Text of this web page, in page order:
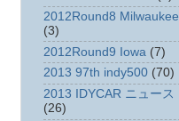
2012Round8 Milwaukee
(3)
2012Round9 Iowa (7)
2013 97th indy500 (70)
2013 IDYCAR ニュース
(26)